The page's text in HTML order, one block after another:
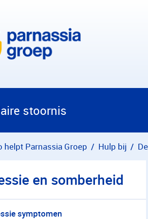
stoornis
helpt Parnassia Groep Hulp bij
en somberheid
symptomen